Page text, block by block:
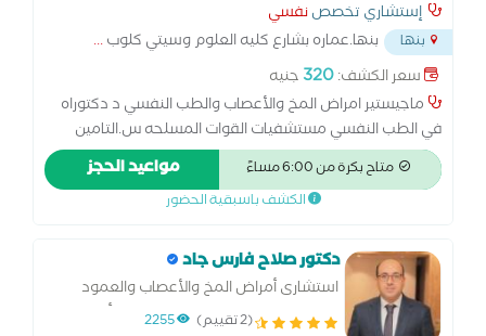
إستشاري تخصصنفسي
بنها بنها.عماره بشارع كليه العلوم وسيتي كلوب...
سعر الكشف:320 جنيه
ماجيستير امراض المخ والأعصاب والطب النفسي د دكتوراه
في الطب النفسي مستشفيات القوات المسلحه س.التامين
الصحي.مدير مركز اختيارك للطب النفسي وعلاج الادمان
متاح بكرة من 6:00 مساءً مواعيد الحجز
الكشف باسبقية الحضور
دكتور صلاح فارس جاد
استشارى أمراض المخ والأعصاب والعمود
الفقري والطب النفسى والإدمان بالتأمين
(2 تقييم) 2255